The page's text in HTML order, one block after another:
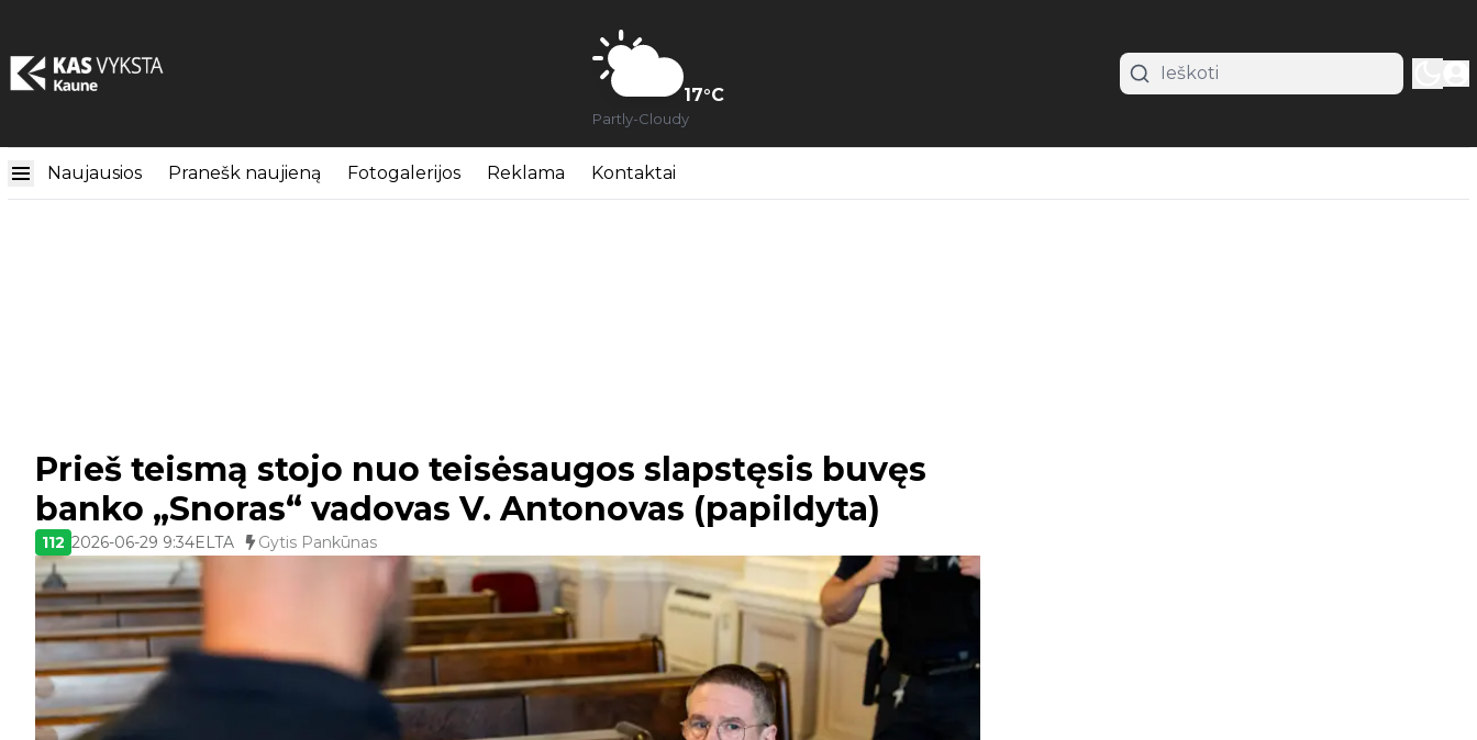
17°C
Partly-Cloudy
Naujausios Pranešk naujieną Fotogalerijos Reklama Kontaktai
Prieš teismą stojo nuo teisėsaugos slapstęsis buvęs
banko „Snoras“ vadovas V. Antonovas (papildyta)
112 2026-06-29 9:34ELTA Gytis Pankūnas